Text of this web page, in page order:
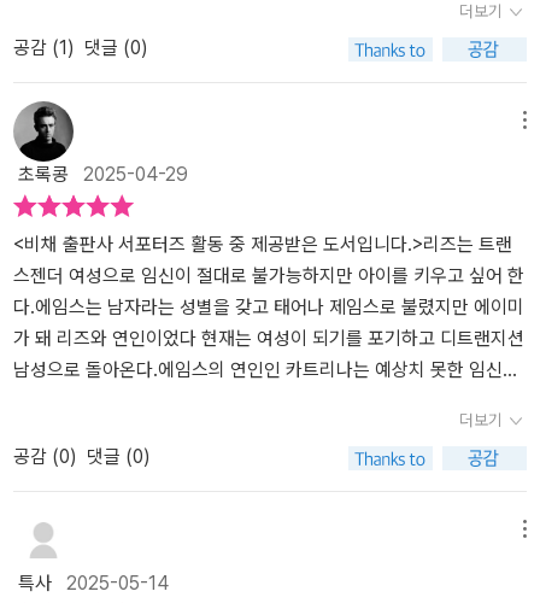
가 가르쳐 주었다. 이런 경우에 리즈는 에이미의 트랜스 엄마라고도
하는 모양이다. 이때 리즈는 사업에 성공해 돈이 무척 많은 개자식하
고 살고 있었는데, 자기 아파트를 가지고 살던 에이미가 돈 많은 개자
식의 폭행을 당하며 살던 리즈를 구해준 구석도 없지는 않다. 이렇게
살다가 에이미가 어느 하루, 선언하기를, 이제 우리는 찢어져야 하는
게 인류공영에 이바지하는 길인 거 같다고, 타고난 저마다의 소질을
개발하기 위하여 나는 다시 남자로 돌아가야 하겠다고 선언한다. 그
리하여 대판 싸웠겠지. 말이 그렇지, 아름다운 이별이 그렇게 많아?
이들도 서로 웬수 상태가 되어 헤어졌다. 뭐 다 그렇듯이. 리즈의 문
제는 도무지 혼자 있을 줄 모르는 거다. 혼자 만의 삶, 고독으로부터
도망을 치지 않으면 견딜 수 없는 거. 그런데 트랜스 여성이 만날 수
있는 남자들은 시스젠더 여성인 아내와 살다 모험을 즐겨보려고 길거
개”라는 명제가 참이다. 리즈도 두 명의 유부남에게 큰 실연을 경험했
으며, 지금 또 한 명의 잘 생기고 매혹적인 유부남 개자식과 밀회를 즐
기고 있다. <디트랜지션, 베이비>의 막이 오르면 리즈는 검은 드레스
를 입고 (유부남 개자식의)BMW에 앉아서 콘돔을 사러 편의점에 간
그 개자식을 기다리고 있는 중이다. 그냥 보통의 한국 남자 꼰대들이
알고 있는 거라면, 매체를 통해 그나마 정보를 알게 되는 트랜스 여성
와 함께 있을 수 있고, 카트리나는 임신을 포기하지 않아도 되고, 리즈
는 원하던 아기를 키울 수 있게 되는, 새로운 형태의 가족을 만들면 어
떨까 고민하기 시작한다. 카트리나는 연인으로부터 가족에 대한 책임
감을 얻을 수 있고, 리즈는 아기를 갖게 되고, 에임스는 여성이지만 여
성이 아니고 아버지이지만 아버지가 아닌 모습으로 두 사람의 기대에
부응할 수 있을 거라고 기대한 것이다. 과연 생물학적 엄마와 일종의
아빠, 그리고 아빠의 트랜스인 전 여자친구 세 사람이 함께 살며 아기
를 키울 수 있을까. 이번에 국내에 처음 소개되는 작가 토리 피터스는
트랜스젠더 여성 소설가이다. 주류문학계에서 벗어나 온라인 커뮤니
티에 작품을 무료 배포하며 활동을 시작해 자신의 경험을 살린 글쓰
기로 주목받기 시작했다. 초창기에는 트랜스젠더 문학의 판을 넓히기
위해 트랜스젠더 온라인 커뮤니티에 작품을 무료로 배포하고 소규모
바로 이 작품 <디트랜지션, 베이비> 부터이다. 이 작품은 트랜스젠더
작가 최초로 여성문학상 후보에 올라 격렬한 논쟁을 불러일으키기도
했는데, 일반적인 퀴어 서사의 금기를 뛰어넘는 상상력으로 새로운
이야기를 보여주고 있다. 작가는 두 명의 트랜스젠더와 한 명의 시스
젠더 여성을 통해 오늘날 사랑과 관계의 의미를 묻는다. 기존의 젠더
규범과 가족 구조를 해체하면서 그 속에서 새로운 가능성을 모색하는
에 대한 회의감을 넘은 혼란을 안겨준다. 성기 바꾸기가 장난인가?소
설에서는 전통적 가족제도를 낡은 것처럼 묘사하며, 트랜스 여성, 디
트랜스 남성, 시스젠더 여성이 함께 아이를 키우는 형태를 하나의 대
안처럼 제시한다. 하지만 이러한 ‘새로운 가족’은 책임과 안정보다는
감정적 선택과 즉흥성에 기반한 공동체에 불과하다. 가족이란 단지
양육의 기능만이 아니라, 사회적 구조와 세대 간 연속성, 안정성을 전
제로 한다. 그런 점에서 이 소설이 말하는 ‘가족의 다양성’은 그저 급
진적 실험에 불과하다.‘포용’이라는 미명 하에 “트랜스 여성도 여성인
가?”라는 질문을 던진다. 하지만 그 질문 자체가 이미 현실을 거스르
고 있다. 여성이라는 성은 단순히 정체성의 문제나 감정의 문제가 아
니라, 생물학적 현실과 사회적 역할의 총합이다. 트랜스 여성을 여성
으로 받아들이는 문제는 단순한 ‘포용’으로 풀 수 없는 복잡한 쟁점이
아닐까?『디트랜지션, 베이비』는 논란의 소지가 다분한 소설이다. 시
대정신이라 불리는 '포용'과 '다양성'을 비판 없이 소비하려는 문학계
의 흐름 속에서 탄생한 작품 같다. 전통적 가치와 상식에 기반을 둔 나
같은 사람은 트랜스젠더 인물들의 혼란과 고통, 갈등을 적나라하게
보여주는 이 책을 ‘용감하다’고 평가하기보다는, 자신에게도, 태어날
아기에게도 너무 무책임하다고 생각한다.#디트랜지션베이비 #토리
가 그러하듯, 일단은 귀기울여 듣는 게 먼저라는 보편도덕적 명제는
이 익숙한 가로채기에 번번이 힘을 잃는다. 주인공 리즈를 보라. 그의
탐닉적 일상은 자기파괴적으로 보이기까지 한다. 아이를 원한다. 사
랑하고 싶다. 안정적이고 싶다. 누군가에겐 너무도 당연한 것이 그의
정체성과 맞물리는 순간 '변태적 퇴행'으로 이름지어진다. 그의 욕망
은 매끄러운 정상 사회의 벽 앞의 실패로만 존재할 수 있다. p.19 트
랜스 여성을 뮤즈로 삼을지언정 예술 작품 속에서 자신의 목소리를
내는 트랜스 여성은 아무도 원하지 않는다. 그렇게 트랜스 여성들은
미래 없는 삶에 갇히게 되지만, 또 어떤 트랜스 여성들은 그러한 삶의
아이러니와 기쁨을 자축하다가 트랜스 여성들이 종종 서둘러 들어서
곤 하는 죽음의 길로 들어선다. 그들이 남긴 아름다운 시신이 통계적
으로 확률 높은 죽음(타살)이 아닌 본인의 처절한 선택(자살)일 때.
은 아이를 낳아서는 안 된다는 얘기를 들으면서 자랐어요. 하지만, 아
이를 원해선 안 된다는 말을 들으며 자라진 않았죠. 아이를 원하는 것
이야말로 전세계의 모든 여성에게 허용된 일인 것 같아요. 트랜스만
예외라는 말을 하고 싶지 않지만, 트랜스에겐 상황이 달라요. (...) 시
스 여성들한테는 그게 자연스러운데, 내가 그걸 원한다고 하면 변태
로 보잖아요. 마치 '드레스 입은 남자'가 아이들 옆에 있고 싶어하는
더보기
공감 (1) 댓글 (0)
초록콩 2025-04-29
<비채 출판사 서포터즈 활동 중 제공받은 도서입니다.>리즈는 트랜
스젠더 여성으로 임신이 절대로 불가능하지만 아이를 키우고 싶어 한
다.에임스는 남자라는 성별을 갖고 태어나 제임스로 불렸지만 에이미
가 돼 리즈와 연인이었다 현재는 여성이 되기를 포기하고 디트랜지션
남성으로 돌아온다.에임스의 연인인 카트리나는 예상치 못한 임신으
는 트랜스젠더 여성으로 살아가는 두 여성의 고민과 그들을 대하는
사람들의 시선을 다루고 있다.카트리나의 임신을 다룬 현재의 이야기
는 시스젠더 여성이 바라보는 트랜스젠더 여성에 대한 선입견과 연인
이자 아이의 아버지가 원래의 성으로 환원한 남성이라는 데서 오는
혼란스러움을 중심에 두고 있다.에임스는 카트리나의 임신 소식을 듣
고 오랜 연인이었던 리즈를 떠올리며 한때 둘이서 그토록 꿈꾸던 부
더보기
공감 (0) 댓글 (0)
특사 2025-05-14